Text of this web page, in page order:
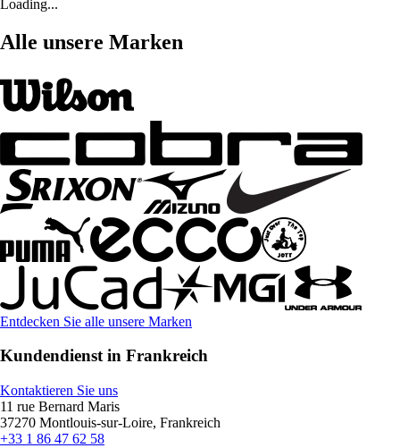
Loading...
Alle unsere Marken
Entdecken Sie alle unsere Marken
Kundendienst in Frankreich
Kontaktieren Sie uns
11 rue Bernard Maris
37270 Montlouis-sur-Loire, Frankreich
+33 1 86 47 62 58